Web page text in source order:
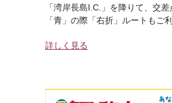
「湾岸長島I.C.」を降りて、交
「青」の際「右折」ルートもご
詳しく見る